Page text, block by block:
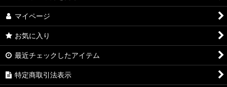
マイページ
お気に入り
最近チェックしたアイテム
特定商取引法表示